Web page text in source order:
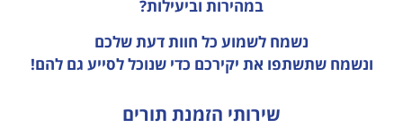
במהירות וביעילות?
נשמח לשמוע כל חוות דעתשלכם
ונשמח שתשתפו את יקירכם כדי שנוכל לסייע גם להם!
שירותי הזמנת תורים